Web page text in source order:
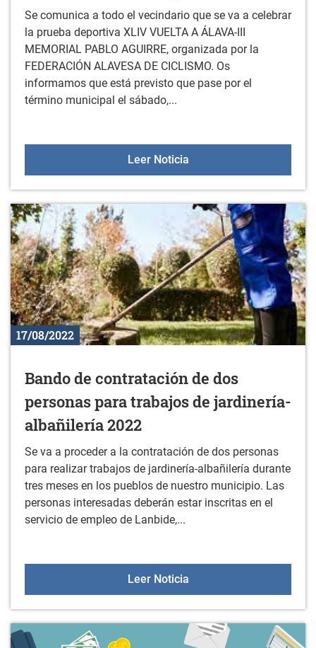
Se comunica a todo el vecindario que se va a celebrar
la prueba deportiva XLIV VUELTA A ÁLAVA-III
MEMORIAL PABLO AGUIRRE, organizada por la
FEDERACIÓN ALAVESA DE CICLISMO. Os
informamos que está previsto que pase por el
término municipal el sábado,...
Leer NoticiaBando XLIV VUELTA A
17/08/2022
Bando de contratación de dos
personas para trabajos de jardinería-
albañilería 2022
Se va a proceder a la contratación de dos personas
para realizar trabajos de jardinería-albañilería durante
tres meses en los pueblos de nuestro municipio. Las
personas interesadas deberán estar inscritas en el
servicio de empleo de Lanbide,...
Leer NoticiaBando de contratación